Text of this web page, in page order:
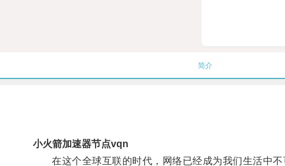
简介
小火箭加速器节点vqn
在这个全球互联的时代，网络已经成为我们生活中不